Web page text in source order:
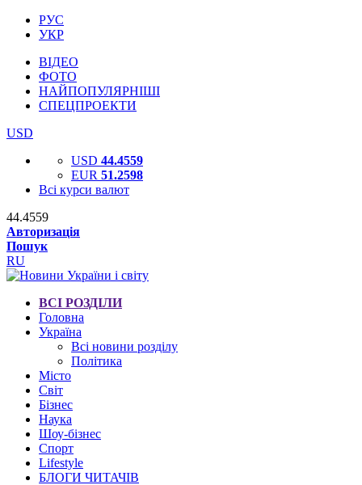
РУС
УКР
ВІДЕО
ФОТО
НАЙПОПУЛЯРНІШІ
СПЕЦПРОЕКТИ
USD
USD 44.4559
EUR 51.2598
Всі курси валют
44.4559
Авторизація
Пошук
RU
ВСІ РОЗДІЛИ
Головна
Україна
Всі новини розділу
Політика
Місто
Світ
Бізнес
Наука
Шоу-бізнес
Спорт
Lifestyle
БЛОГИ ЧИТАЧІВ